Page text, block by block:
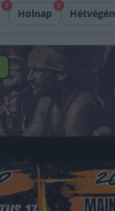
7
Holnap
7
Hétvégén